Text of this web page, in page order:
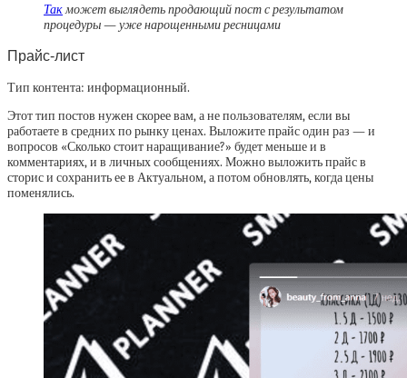
Такможет выглядеть продающий пост с результатом
процедуры — уже нарощенными ресницами
Прайс-лист
Тип контента: информационный.
Этот тип постов нужен скорее вам, а не пользователям, если вы
работаете в средних по рынку ценах. Выложите прайс один раз — и
вопросов «Сколько стоит наращивание?» будет меньше и в
комментариях, и в личных сообщениях. Можно выложить прайс в
сторис и сохранить ее в Актуальном, а потом обновлять, когда цены
поменялись.